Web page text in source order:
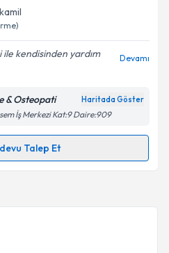
e-posta ile bilgilendireceğiz.
ilişkin
Aydınlatma
kişisel verilerimin belirtilen
kabul ediyorum.
ile kendisinden yardım
Devamı
& Osteopati Haritada Göster
İş Merkezi Kat:9 Daire:909
Talep Et
e-posta ile bilgilendireceğiz.